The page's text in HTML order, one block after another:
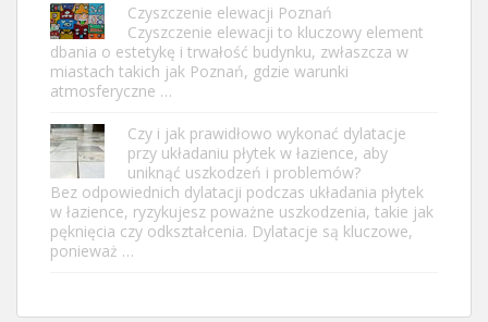
Czyszczenie elewacji Poznań
Czyszczenie elewacji to kluczowy element
dbania o estetykę i trwałość budynku, zwłaszcza w
miastach takich jak Poznań, gdzie warunki
atmosferyczne …
Czy i jak prawidłowo wykonać dylatacje
przy układaniu płytek w łazience, aby
uniknąć uszkodzeń i problemów?
Bez odpowiednich dylatacji podczas układania płytek
w łazience, ryzykujesz poważne uszkodzenia, takie jak
pęknięcia czy odkształcenia. Dylatacje są kluczowe,
ponieważ …